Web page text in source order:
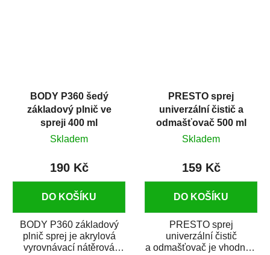
BODY P360 šedý
základový plnič ve
spreji 400 ml
Skladem
190 Kč
DO KOŠÍKU
BODY P360 základový
plnič sprej je akrylová
vyrovnávací nátěrová
PRESTO sprej
univerzální čistič a
odmašťovač 500 ml
Skladem
159 Kč
DO KOŠÍKU
PRESTO sprej
univerzální čistič
a odmašťovač je vhodný k